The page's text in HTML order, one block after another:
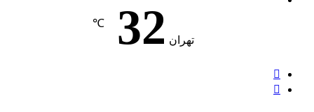
تهران 32
℃